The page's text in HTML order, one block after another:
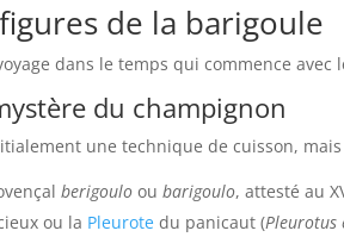
de la barigoule
dans le temps qui commence avec
du champignon
une technique de cuisson,
berigoulo oubarigoulo, attesté au
ou la Pleurote du panicaut (Pleurotus